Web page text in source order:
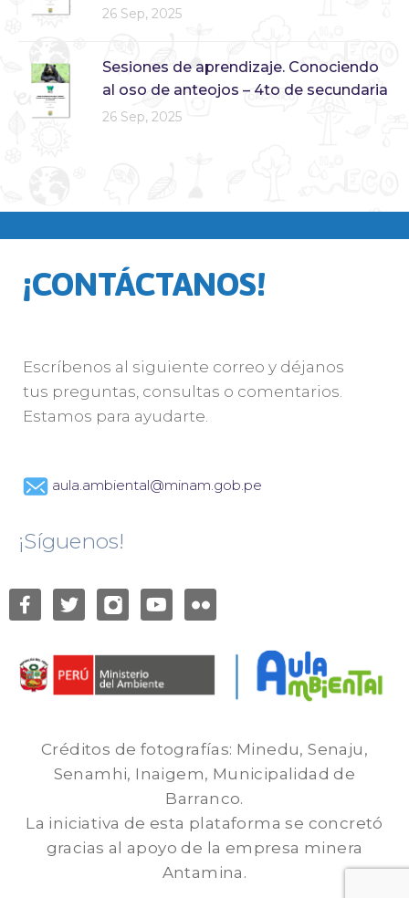
26 Sep, 2025
Sesiones de aprendizaje. Conociendo
al oso de anteojos – 4to de secundaria
26 Sep, 2025
¡CONTÁCTANOS!
Escríbenos al siguiente correo y déjanos
tus preguntas, consultas o comentarios.
Estamos para ayudarte.
aula.ambiental@minam.gob.pe
¡Síguenos!
Créditos de fotografías: Minedu, Senaju,
Senamhi, Inaigem, Municipalidad de
Barranco.
La iniciativa de esta plataforma se concretó
gracias al apoyo de la empresa minera
Antamina.